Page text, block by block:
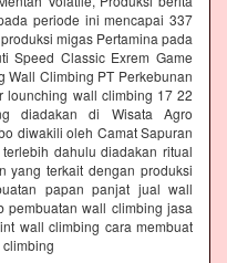
periode ini mencapai 337
migas Pertamina pada
Speed Classic Exrem Game
Wall Climbing PT Perkebunan
lounching wall climbing 17 22
diadakan di Wisata Agro
diwakili oleh Camat Sapuran
dahulu diadakan ritual
yang terkait dengan produksi
papan panjat jual wall
pembuatan wall climbing jasa
wall climbing cara membuat